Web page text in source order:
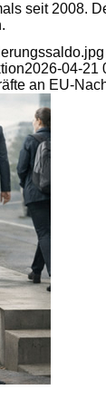
seit 2008.
2026-04-21
an EU-